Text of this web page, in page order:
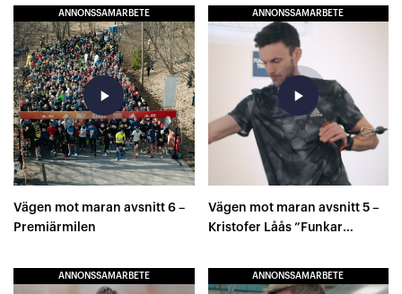
ANNONSSAMARBETE
play_arrow
Vägen mot maran avsnitt 6 –
Premiärmilen
ANNONSSAMARBETE
play_arrow
Vägen mot maran avsnitt 5 –
Kristofer Låås ”Funkar
ANNONSSAMARBETE ANNONSSAMARBETE